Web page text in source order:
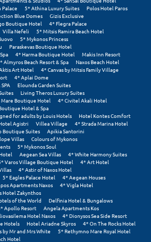
5* Athina Luxury Suites
Polos Hotel Paros
Blue Domes
Gizis Exclusive
Boutique Hotel
4* Flegra Palace
Villa Nefeli
5* Mitsis Ramira Beach Hotel
5* Mykonos Princess
Paraskevas Boutique Hotel
4* Harma Boutique Hotel
Makis Inn Resort
Almyros Beach Resort & Spa
Naxos Beach Hotel
Art Hotel
4* Canvas by Mitsis Family Village
4* Aplai Dome
Elounda Garden Suites
Living Theros Luxury Suites
Mare Boutique Hotel
4* Civitel Akali Hotel
Hotel & Spa
for adults by Louis Hotels
Hotel Kontes Comfort
Agistri Villea Village
4* Strada Marina Hotel
Boutique Suites
Apikia Santorini
Villas
Colours of Mykonos
5* Mykonos Soul
Aegean Sea Villas
4* White Harmony Suites
Varos Village Boutique Hotel
4* Art Hotel
4* Astir of Naxos Hotel
5* Eagles Palace Hotel
4* Aegean Houses
Apartments Naxos
4* Vigla Hotel
Hotel Zakynthos
of the World
Delfinia Hotel & Bungalows
Apollo Resort
Angela Apartments Kos
Hotel Naxos
4* Dionysos Sea Side Resort
Hotels
Hotel Ariadne Skyros
4* On The Rocks Hotel
by Mr and Mrs White
5* Rethymno Mare Royal Hotel
Hotel